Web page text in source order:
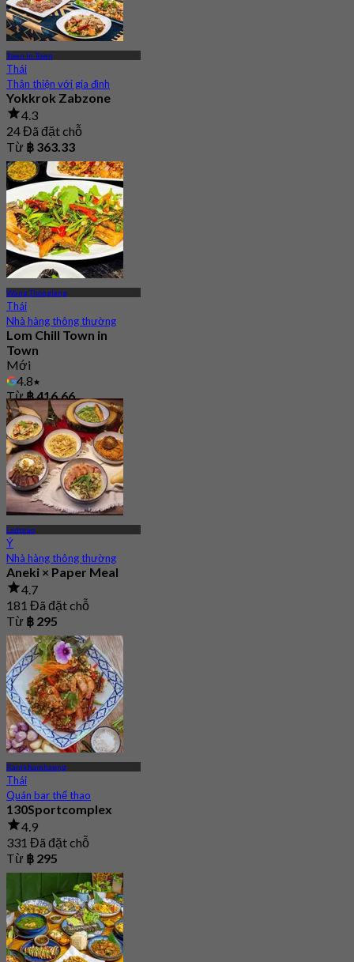
Town In Town
Thái
Thân thiện với gia đình
Yokkrok Zabzone
4.3
24 Đã đặt chỗ
Từ ฿ 363.33
Wang Thonglang
Thái
Nhà hàng thông thường
Lom Chill Town in
Town
Mới
4.8
Từ฿ 416.66
Ladprao
Ý
Nhà hàng thông thường
Aneki × Paper Meal
4.7
181 Đã đặt chỗ
Từ ฿ 295
Ramkhamhaeng
Thái
Quán bar thể thao
130Sportcomplex
4.9
331 Đã đặt chỗ
Từ ฿ 295